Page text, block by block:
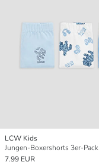
LCW Kids
Jungen-Boxershorts 3er-Pack
7.99 EUR